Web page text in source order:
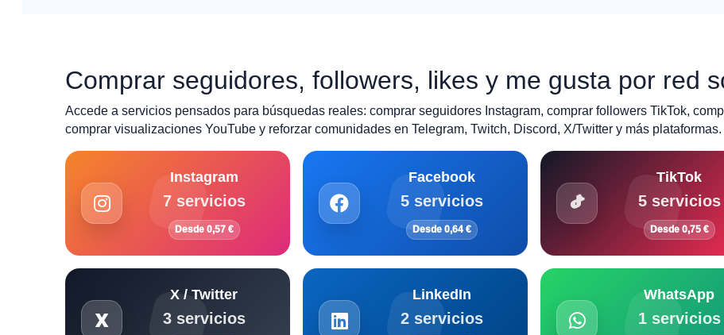
Comprar seguidores, followers, likes y me gusta por red
Accede a servicios pensados para búsquedas reales: comprar seguidores Instagram, comprar followers TikTok,
comprar visualizaciones YouTube y reforzar comunidades en Telegram, Twitch, Discord, X/Twitter y más plataformas.
Instagram
7 servicios
Desde 0,57 €
Facebook
5 servicios
Desde 0,64 €
TikTok
5 servicios
Desde 0,75 €
X / Twitter
3 servicios
LinkedIn
2 servicios
WhatsApp
1 servicios